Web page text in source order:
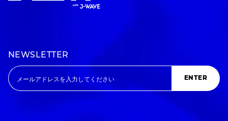
NEWSLETTER
ENTER